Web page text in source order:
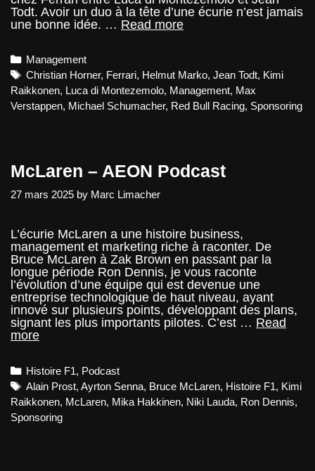
Todt. Avoir un duo à la tête d’une écurie n’est jamais
une bonne idée. … Read moreNote
L’avenir
du
management
de
nous
a
Categories
Management
Tags
Christian Horner, Ferrari, Helmut Marko,Jean Todt, Kimi
Raikkonen, Luca di Montezemolo, Management, Max
Verstappen, Michael Schumacher, Red Bull Racing, Sponsoring
McLaren – AEON Podcast
27 mars 2025 by Marc Limacher
L’écurie McLaren a une histoire business,
management et marketing riche à raconter. De
Bruce McLaren à Zak Brown en passant par la
longue période Ron Dennis, je vous raconte
l’évolution d’une équipe qui est devenue une
entreprise technologique de haut niveau, ayant
innové sur plusieurs points, développant des plans,
signant les plus importants pilotes. C’est … Read
moreMcLaren
Podcast
Categories
Histoire F1, Podcast
Tags
Alain Prost,Ayrton Senna, Bruce McLaren, Histoire F1, Kimi
Raikkonen, McLaren, Mika Hakkinen, Niki Lauda, Ron Dennis,
Sponsoring